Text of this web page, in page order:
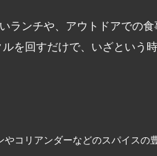
ランチや、アウトドアでの食
を回すだけで、いざという
やコリアンダーなどのスパイスの